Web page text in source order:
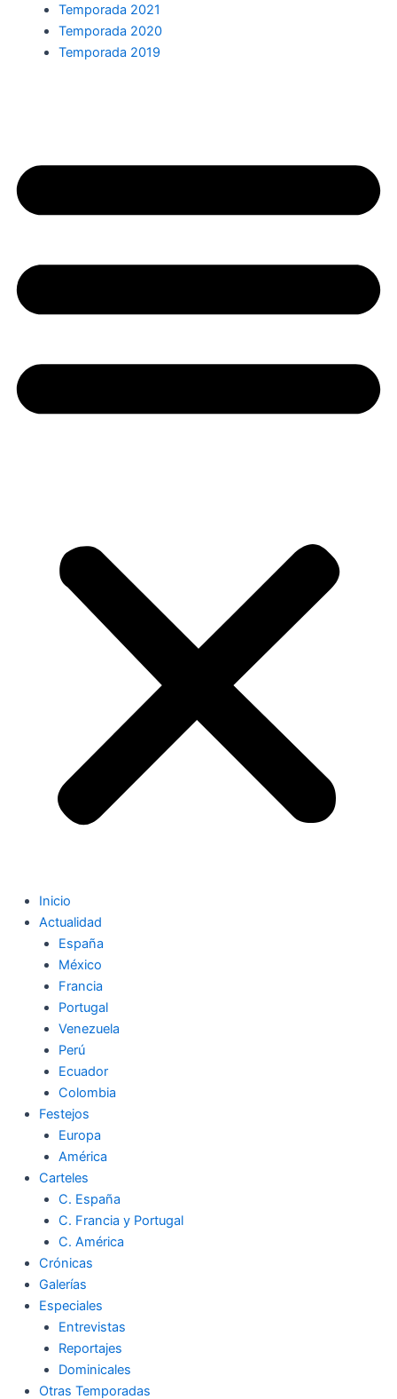
Temporada 2021
Temporada 2020
Temporada 2019
Inicio
Actualidad
España
México
Francia
Portugal
Venezuela
Perú
Ecuador
Colombia
Festejos
Europa
América
Carteles
C. España
C. Francia y Portugal
C. América
Crónicas
Galerías
Especiales
Entrevistas
Reportajes
Dominicales
Otras Temporadas